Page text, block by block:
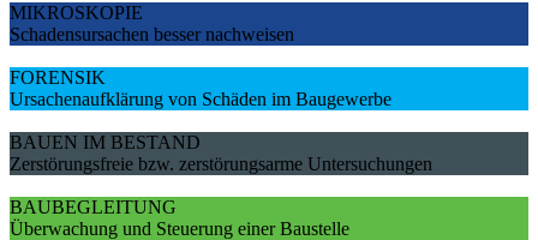
MIKROSKOPIE
Schadensursachen besser nachweisen
FORENSIK
Ursachenaufklärung von Schäden im Baugewerbe
BAUEN IM BESTAND
Zerstörungsfreie bzw. zerstörungsarme Untersuchungen
BAUBEGLEITUNG
Überwachung und Steuerung einer Baustelle